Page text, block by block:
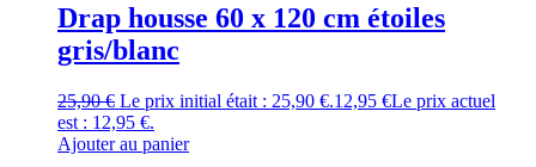
Drap housse 60 x 120 cm étoiles
gris/blanc
25,90€ Le prix initial était : 25,90 €.12,95 €Le prix actuel
est : 12,95 €.
Ajouter au panier